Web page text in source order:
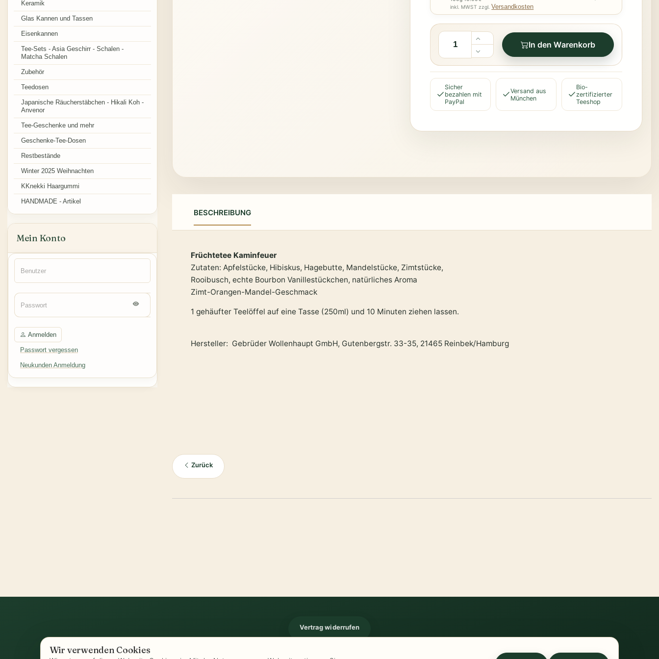
Wir verwenden Cookies
inkl. MWST zzgl. Versandkosten
In den Warenkorb
Sicher
bezahlen mit
PayPal
Versand aus
München
Bio-
zertifizierter
Teeshop
BESCHREIBUNG
Früchtetee Kaminfeuer
Zutaten: Apfelstücke, Hibiskus, Hagebutte, Mandelstücke, Zimtstücke,
Rooibusch, echte Bourbon Vanillestückchen, natürliches Aroma
Zimt-Orangen-Mandel-Geschmack
1 gehäufter Teelöffel auf eine Tasse (250ml) und 10 Minuten ziehen lassen.
Hersteller: Gebrüder Wollenhaupt GmbH, Gutenbergstr. 33-35, 21465 Reinbek/Hamburg
Zurück
Keramik
Glas Kannen und Tassen
Eisenkannen
Tee-Sets - Asia Geschirr - Schalen -
Matcha Schalen
Zubehör
Teedosen
Japanische Räucherstäbchen - Hikali Koh -
Anvenor
Tee-Geschenke und mehr
Geschenke-Tee-Dosen
Restbestände
Winter 2025 Weihnachten
KKnekki Haargummi
HANDMADE - Artikel
Mein Konto
Anmelden
Passwort vergessen
Neukunden Anmeldung
Vertrag widerrufen
AGB-Biozertifizierung Widerrufsformular-Zahlung